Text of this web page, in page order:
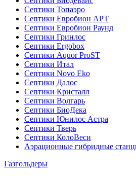
Септики Топаэро
Септики Евробион АРТ
Септики Евробион Раунд
Септики Гринлос
Септики Ergobox
Септики Aquor ProST
Септики Итал
Септики Novo Eko
Септики Далос
Септики Кристалл
Септики Волгарь
Септики БиоДека
Септики Юнилос Астра
Септики Тверь
Септики КолоВеси
Аэрационные гибридные
Газгольдеры